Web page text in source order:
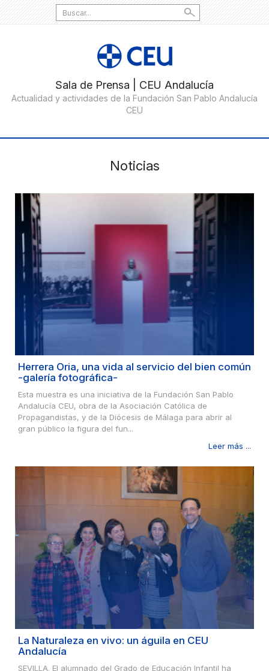
Search
for:
Noticias
Herrera Oria, una vida al servicio del bien común
-galería fotográfica-
Esta muestra es una iniciativa de la Fundación San Pablo
Andalucía CEU, obra de la Asociación Católica de
Propagandistas, y de la Diócesis de Málaga para abrir al
gran público la figura del fun...
Leer más ...
La Naturaleza en vivo: un águila en CEU
Andalucía
SEVILLA. El alumnado del Grado de Educación Infantil ha